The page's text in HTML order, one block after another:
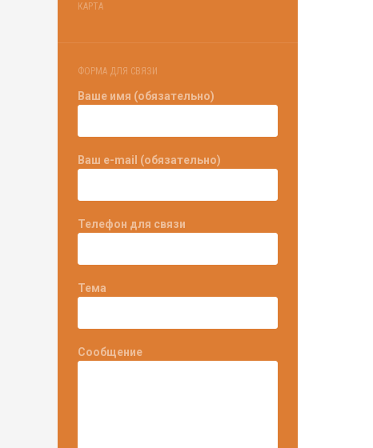
КАРТА
ФОРМА ДЛЯ СВЯЗИ
Ваше имя (обязательно)
Ваш e-mail (обязательно)
Телефон для связи
Тема
Сообщение